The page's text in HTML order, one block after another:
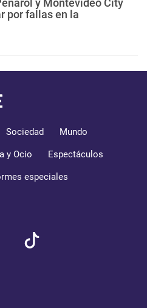
y Montevideo City
por fallas en la
Sociedad Mundo
y Ocio Espectáculos
especiales